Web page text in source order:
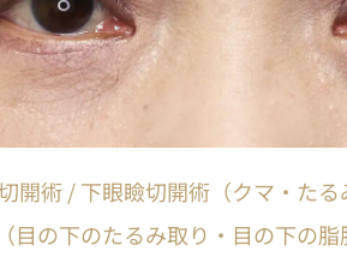
開術 / 下眼瞼切開術（クマ・た
目の下のたるみ取り・目の下の脂